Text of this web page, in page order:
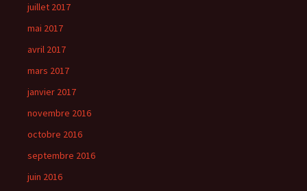
juillet 2017
mai 2017
avril 2017
mars 2017
janvier 2017
novembre 2016
octobre 2016
septembre 2016
juin 2016